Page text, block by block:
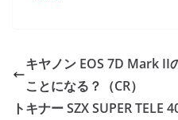
キヤノン EOS 7D Mark II
ことになる？（CR）
トキナー SZX SUPER